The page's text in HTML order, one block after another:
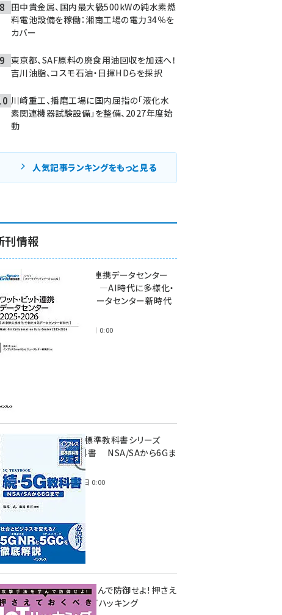
田中貴金属、国内最大級500kWの純水素燃
料電池設備を稼働：湘南工場の電力34％を
カバー
東京都、SAF原料の廃食用油回収を加速へ！
吉川油脂、コスモ石油・日揮HDらを採択
川崎重工、播磨工場に国内屈指の「液化水
素関連機器試験設備」を整備、2027年度始
動
人気記事ランキングをもっと見る
刊情報
ワット・ビット連携データセンター
2025-2026 ―AI時代に多様化・
分散化するデータセンター新時代
2025年11月28日 0:00
インプレス標準教科書シリーズ
続・5G教科書 NSA/SAから6Gま
2023年4月3日 0:00
攻撃手法を学んで防御せよ! 押さえ
ておくべきIoTハッキング